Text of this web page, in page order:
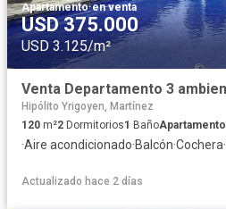
Apartamento·en venta
USD 375.000
USD 3.125/m²
Hipólito Yrigoyen, Martínez
120 m²2 Dormitorios1 BañoApartamento
·Aire acondicionado·Balcón·Cochera·
Actualizado hace 2 días